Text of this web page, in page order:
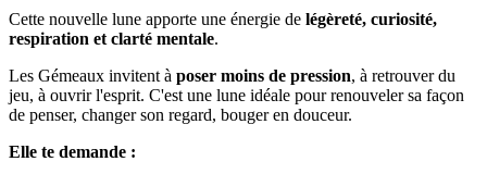
Cette nouvelle lune apporte une énergie de légèreté, curiosité,
respiration et clarté mentale.
Les Gémeaux invitent à poser moins de pression, à retrouver du
jeu, à ouvrir l'esprit. C'est une lune idéale pour renouveler sa façon
de penser, changer son regard, bouger en douceur.
Elle te demande :